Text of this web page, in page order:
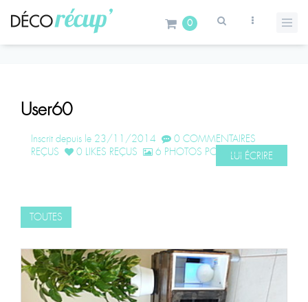
0
User60
Inscrit depuis le 23/11/2014
0 COMMENTAIRES
REÇUS
0 LIKES REÇUS 6 PHOTOS POSTÉESLUI ÉCRIRE
TOUTES